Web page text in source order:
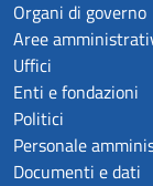
Organi di governo
Aree
Uffici
Enti e fondazioni
Politici
Personale
Documenti e dati